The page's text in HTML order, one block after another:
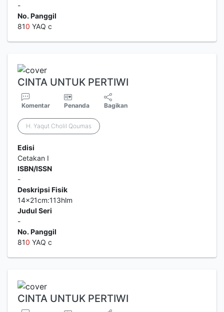
-
No. Panggil
810 YAQ c
CINTA UNTUK PERTIWI
Komentar Penanda Bagikan
H. Yaqut Cholil Qoumas
Edisi
Cetakan I
ISBN/ISSN
-
Deskripsi Fisik
14x21cm:113hlm
Judul Seri
-
No. Panggil
810 YAQ c
CINTA UNTUK PERTIWI